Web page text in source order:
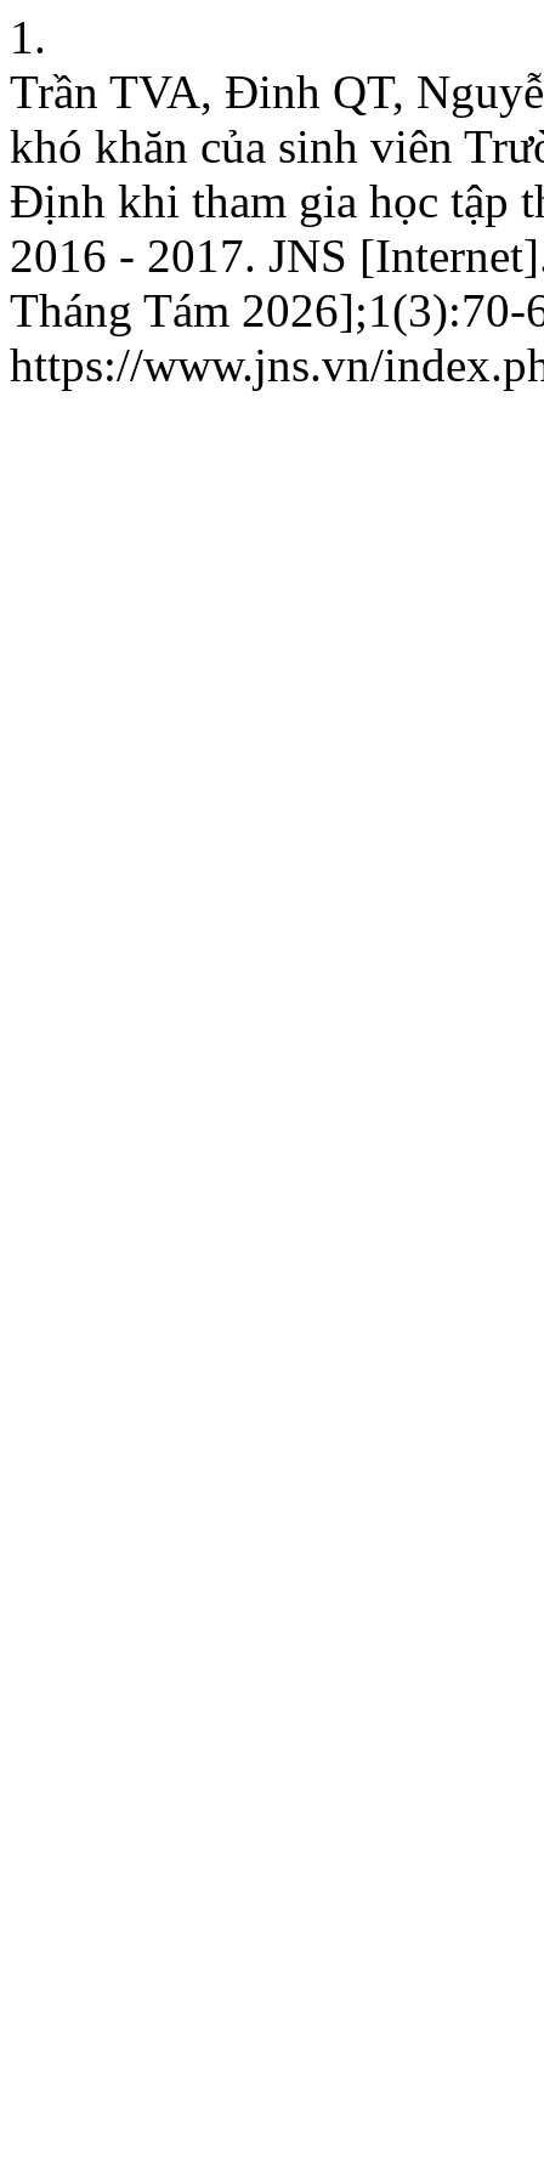
1.
Trần TVA, Đinh QT,
khó khăn của sinh viên
Định khi tham gia học tập
2016 - 2017. JNS
Tháng Tám 2026];1(3):70-
https://www.jns.vn/